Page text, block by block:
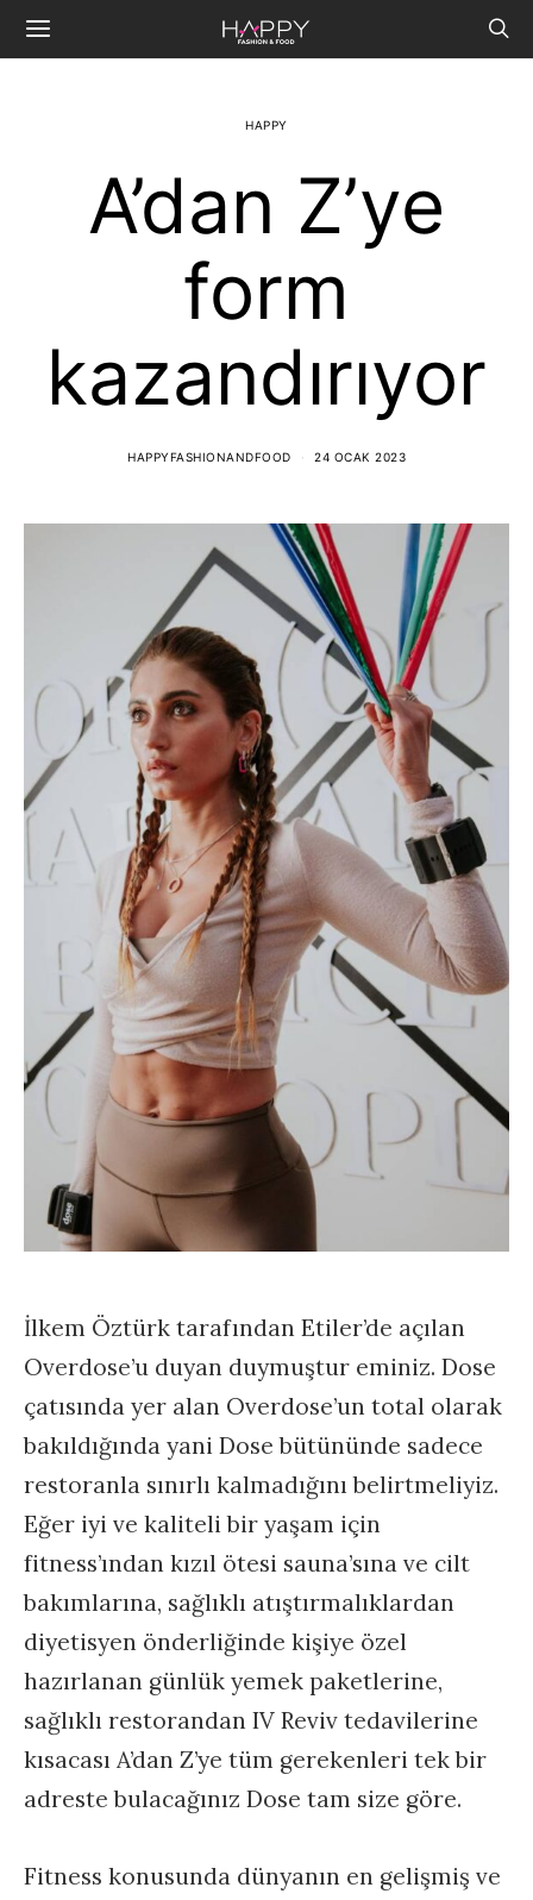
HAPPY
A’dan Z’ye
form
kazandırıyor
HAPPYFASHIONANDFOOD 24 OCAK 2023
İlkem Öztürk tarafından Etiler’de açılan
Overdose’u duyan duymuştur eminiz. Dose
çatısında yer alan Overdose’un total olarak
bakıldığında yani Dose bütününde sadece
restoranla sınırlı kalmadığını belirtmeliyiz.
Eğer iyi ve kaliteli bir yaşam için
fitness’ından kızıl ötesi sauna’sına ve cilt
bakımlarına, sağlıklı atıştırmalıklardan
diyetisyen önderliğinde kişiye özel
hazırlanan günlük yemek paketlerine,
sağlıklı restorandan IV Reviv tedavilerine
kısacası A’dan Z’ye tüm gerekenleri tek bir
adreste bulacağınız Dose tam size göre.
Fitness konusunda dünyanın en gelişmiş ve